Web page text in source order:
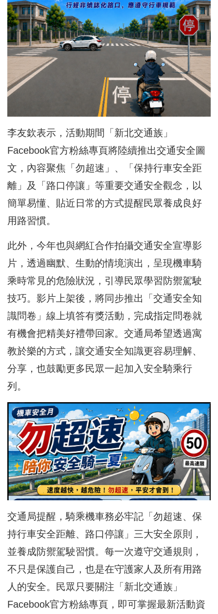
李友欽表示，活動期間「新北交通族」
Facebook官方粉絲專頁將陸續推出交通安全圖
文，內容聚焦「勿超速」、「保持行車安全距
離」及「路口停讓」等重要交通安全觀念，以
簡單易懂、貼近日常的方式提醒民眾養成良好
用路習慣。
此外，今年也與網紅合作拍攝交通安全宣導影
片，透過幽默、生動的情境演出，呈現機車騎
乘時常見的危險狀況，引導民眾學習防禦駕駛
技巧。影片上架後，將同步推出「交通安全知
識問卷」線上填答有獎活動，完成指定問卷就
有機會把精美好禮帶回家。交通局希望透過寓
教於樂的方式，讓交通安全知識更容易理解、
分享，也鼓勵更多民眾一起加入安全騎乘行
列。
交通局提醒，騎乘機車務必牢記「勿超速、保
持行車安全距離、路口停讓」三大安全原則，
並養成防禦駕駛習慣。每一次遵守交通規則，
不只是保護自己，也是在守護家人及所有用路
人的安全。民眾只要關注「新北交通族」
Facebook官方粉絲專頁，即可掌握最新活動資